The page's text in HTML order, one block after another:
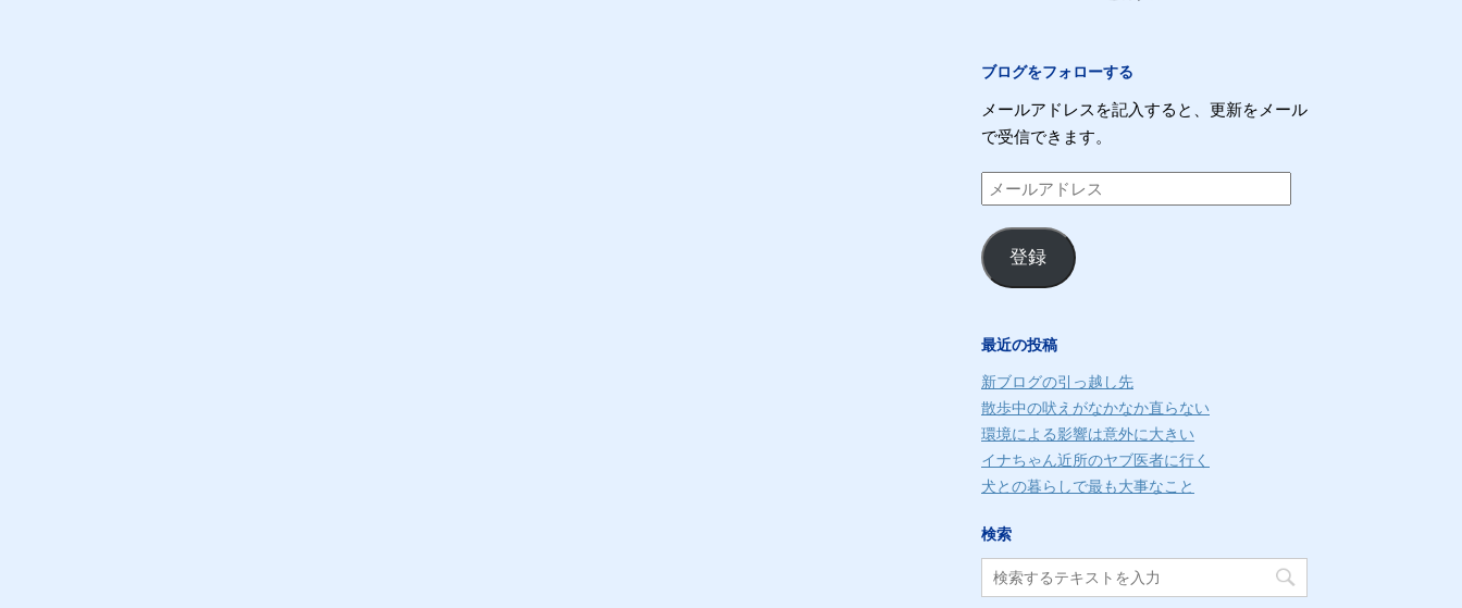
ブログをフォローする
メールアドレスを記入すると、更新をメール
で受信できます。
メ
ー
ル
ア
ス
登録
最近の投稿
新ブログの引っ越し先
散歩中の吠えがなかなか直らない
環境による影響は意外に大きい
イナちゃん近所のヤブ医者に行く
犬との暮らしで最も大事なこと
検索